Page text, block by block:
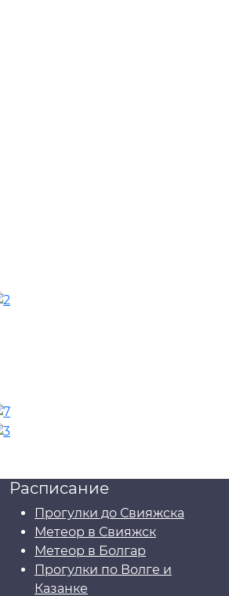
Расписание
Прогулки до Свияжска
Метеор в Свияжск
Метеор в Болгар
Прогулки по Волге и
Казанке